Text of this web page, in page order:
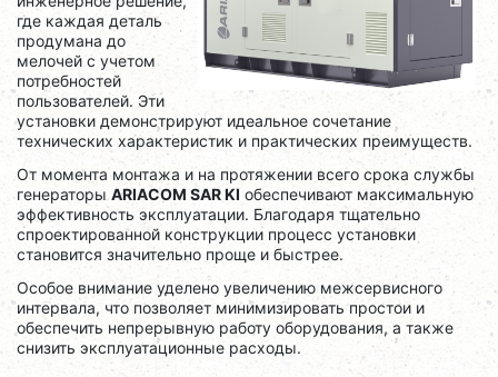
где каждая деталь
продумана до
мелочей с учетом
потребностей
пользователей. Эти
установки демонстрируют идеальное сочетание
технических характеристик и практических преимуществ.
От момента монтажа и на протяжении всего срока службы
генераторы ARIACOM SAR KI обеспечивают максимальную
эффективность эксплуатации. Благодаря тщательно
спроектированной конструкции процесс установки
становится значительно проще и быстрее.
Особое внимание уделено увеличению межсервисного
интервала, что позволяет минимизировать простои и
обеспечить непрерывную работу оборудования, а также
снизить эксплуатационные расходы.